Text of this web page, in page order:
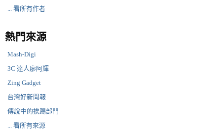
... 看所有作者
熱門來源
Mash-Digi
3C 達人廖阿輝
Zing Gadget
台灣好新聞報
傳說中的挨踢部門
... 看所有來源